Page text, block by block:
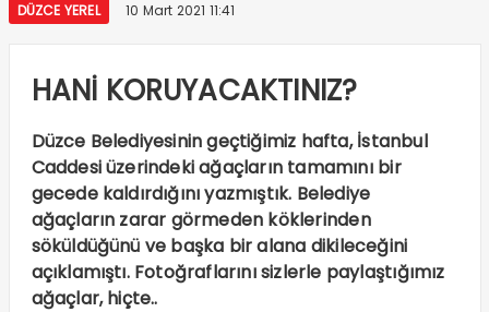
DÜZCE YEREL 10 Mart 2021 11:41
HANİ KORUYACAKTINIZ?
Düzce Belediyesinin geçtiğimiz hafta, İstanbul
Caddesi üzerindeki ağaçların tamamını bir
gecede kaldırdığını yazmıştık. Belediye
ağaçların zarar görmeden köklerinden
söküldüğünü ve başka bir alana dikileceğini
açıklamıştı. Fotoğraflarını sizlerle paylaştığımız
ağaçlar, hiçte..